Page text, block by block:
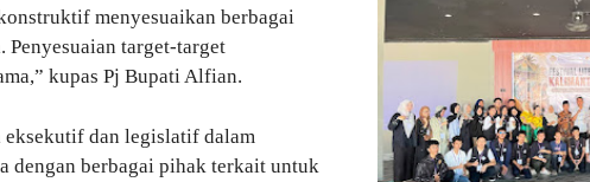
menyesuaikan berbagai
Penyesuaian target-target
kupas Pj Bupati Alfian.
dan legislatif dalam
dengan berbagai pihak terkait untuk